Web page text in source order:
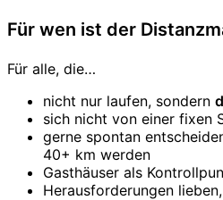
Für wen ist der
Für alle, die…
nicht nur laufen, sondern
sich nicht von einer fixen
gerne spontan
40+ km werden
Gasthäuser als
Herausforderungen